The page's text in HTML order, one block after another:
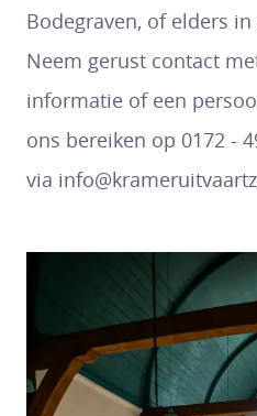
Bodegraven, of elders
Neem gerust contact
informatie of een
ons bereiken op 0172 -
via